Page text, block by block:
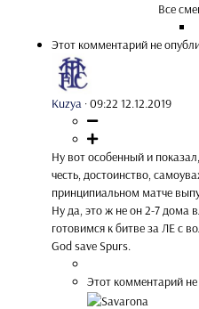
Все
Этот комментарий не
Kuzya ·09:22 12.12.2019
Ну вот особенный и
честь, достоинство,
принципиальном матче
Ну да, это ж не он 2-7 дома
готовимся к битве за ЛЕ с
God save Spurs.
Этот комментарий